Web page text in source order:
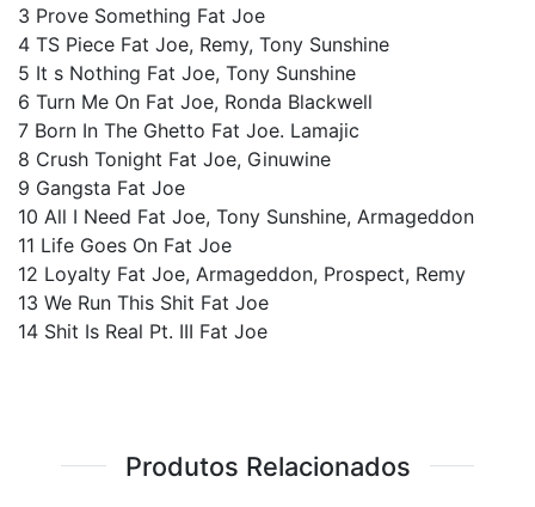
3 Prove Something Fat Joe
4 TS Piece Fat Joe, Remy, Tony Sunshine
5 It s Nothing Fat Joe, Tony Sunshine
6 Turn Me On Fat Joe, Ronda Blackwell
7 Born In The Ghetto Fat Joe. Lamajic
8 Crush Tonight Fat Joe, Ginuwine
9 Gangsta Fat Joe
10 All I Need Fat Joe, Tony Sunshine, Armageddon
11 Life Goes On Fat Joe
12 Loyalty Fat Joe, Armageddon, Prospect, Remy
13 We Run This Shit Fat Joe
14 Shit Is Real Pt. III Fat Joe
Produtos Relacionados